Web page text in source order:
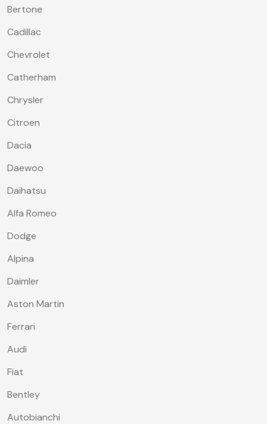
Bertone
Cadillac
Chevrolet
Catherham
Chrysler
Citroen
Dacia
Daewoo
Daihatsu
Alfa Romeo
Dodge
Alpina
Daimler
Aston Martin
Ferrari
Audi
Fiat
Bentley
Autobianchi